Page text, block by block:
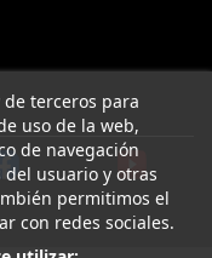
terceros para
uso de la web,
de navegación
usuario y otras
permitimos el
con redes sociales.